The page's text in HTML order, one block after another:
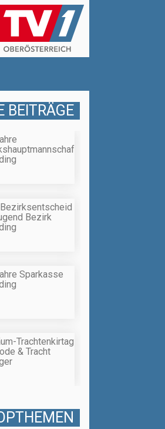
BEITRÄGE
Bezirk
Sparkasse
Trachtenkirtag
& Tracht